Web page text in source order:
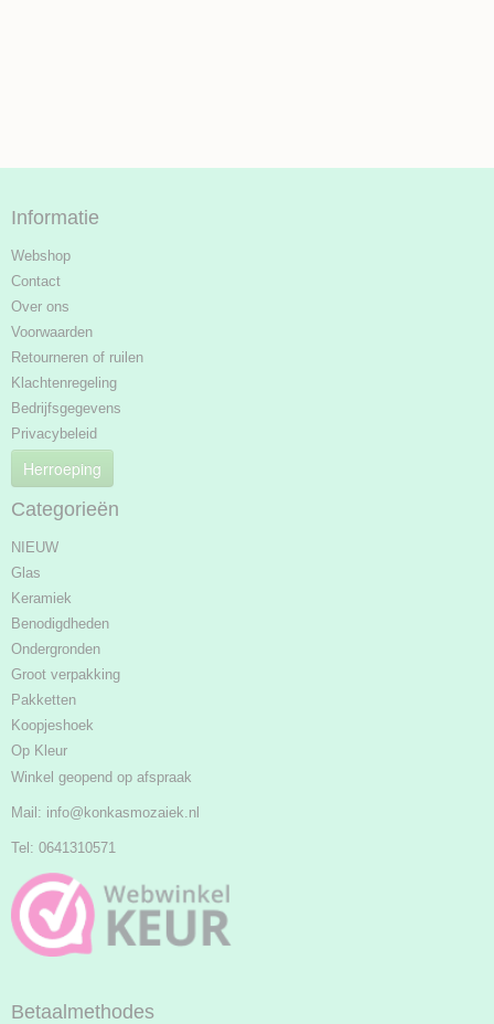
Informatie
Webshop
Contact
Over ons
Voorwaarden
Retourneren of ruilen
Klachtenregeling
Bedrijfsgegevens
Privacybeleid
Herroeping
Categorieën
NIEUW
Glas
Keramiek
Benodigdheden
Ondergronden
Groot verpakking
Pakketten
Koopjeshoek
Op Kleur
Winkel geopend op afspraak
Mail: info@konkasmozaiek.nl
Tel: 0641310571
Betaalmethodes